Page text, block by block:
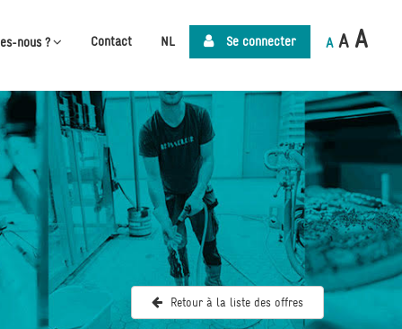
nous ? Contact NL Se connecter A A A
Retour à la liste des offres